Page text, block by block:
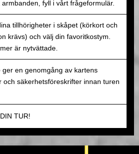
fyll i vårt frågeformulär.
tillhörigheter i skåpet (körkort och
krävs) och välj din favoritkostym.
är nytvättade.
ger en genomgång av kartens
och säkerhetsföreskrifter innan turen
TUR!